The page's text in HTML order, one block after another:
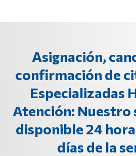
Asignación,
confirmación de
Especializadas
Atención: Nuestro
disponible 24
días de la